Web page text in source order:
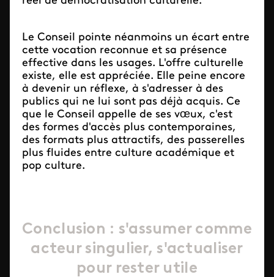
Le Conseil pointe néanmoins un écart entre
cette vocation reconnue et sa présence
effective dans les usages. L'offre culturelle
existe, elle est appréciée. Elle peine encore
à devenir un réflexe, à s'adresser à des
publics qui ne lui sont pas déjà acquis. Ce
que le Conseil appelle de ses vœux, c'est
des formes d'accès plus contemporaines,
des formats plus attractifs, des passerelles
plus fluides entre culture académique et
pop culture.
Conclusion : s'assumer comme
acteur singulier, s'actualiser
pour rester utile